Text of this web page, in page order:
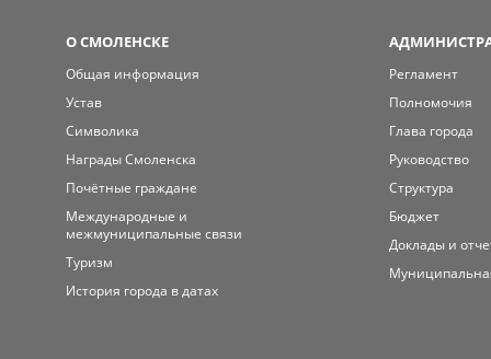
О СМОЛЕНСКЕ
Общая информация
Устав
Символика
Награды Смоленска
Почётные граждане
Международные и
межмуниципальные связи
Туризм
История города в датах
Регламент
Полномочия
Глава города
Руководство
Структура
Бюджет
Доклады и